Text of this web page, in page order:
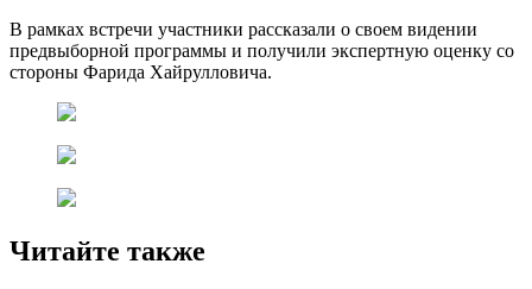
В рамках встречи участники рассказали о своем видении
предвыборной программы и получили экспертную оценку со
стороны Фарида Хайрулловича.
Читайте также